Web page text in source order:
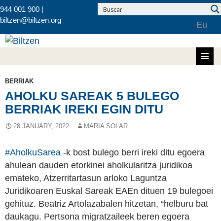
944 001 900 |
biltzen@biltzen.org
Eu
Skip to content
BERRIAK
AHOLKU SAREAK 5 BULEGO
BERRIAK IREKI EGIN DITU
28 JANUARY, 2022 MARIA SOLAR
#AholkuSarea -k bost bulego berri ireki ditu egoera
ahulean dauden etorkinei aholkularitza juridikoa
emateko, Atzerritartasun arloko Laguntza
Juridikoaren Euskal Sareak EAEn dituen 19 bulegoei
gehituz. Beatriz Artolazabalen hitzetan, “helburu bat
daukagu. Pertsona migratzaileek beren egoera